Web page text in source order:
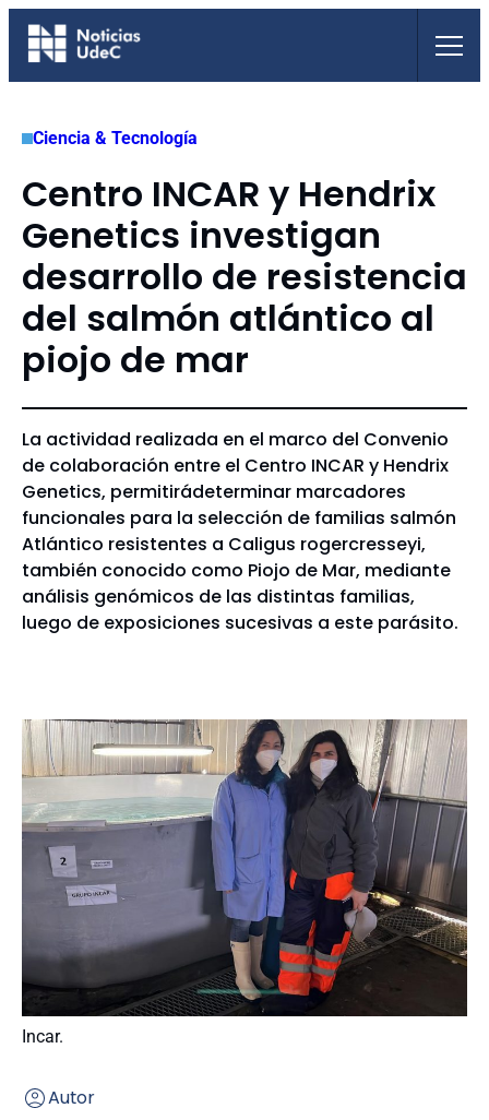
Saltar
Ciencia & Tecnología
Centro INCAR y Hendrix
Genetics investigan
desarrollo de resistencia
del salmón atlántico al
piojo de mar
La actividad realizada en el marco del Convenio
de colaboración entre el Centro INCAR y Hendrix
Genetics, permitirádeterminar marcadores
funcionales para la selección de familias salmón
Atlántico resistentes a Caligus rogercresseyi,
también conocido como Piojo de Mar, mediante
análisis genómicos de las distintas familias,
luego de exposiciones sucesivas a este parásito.
Incar.
Autor